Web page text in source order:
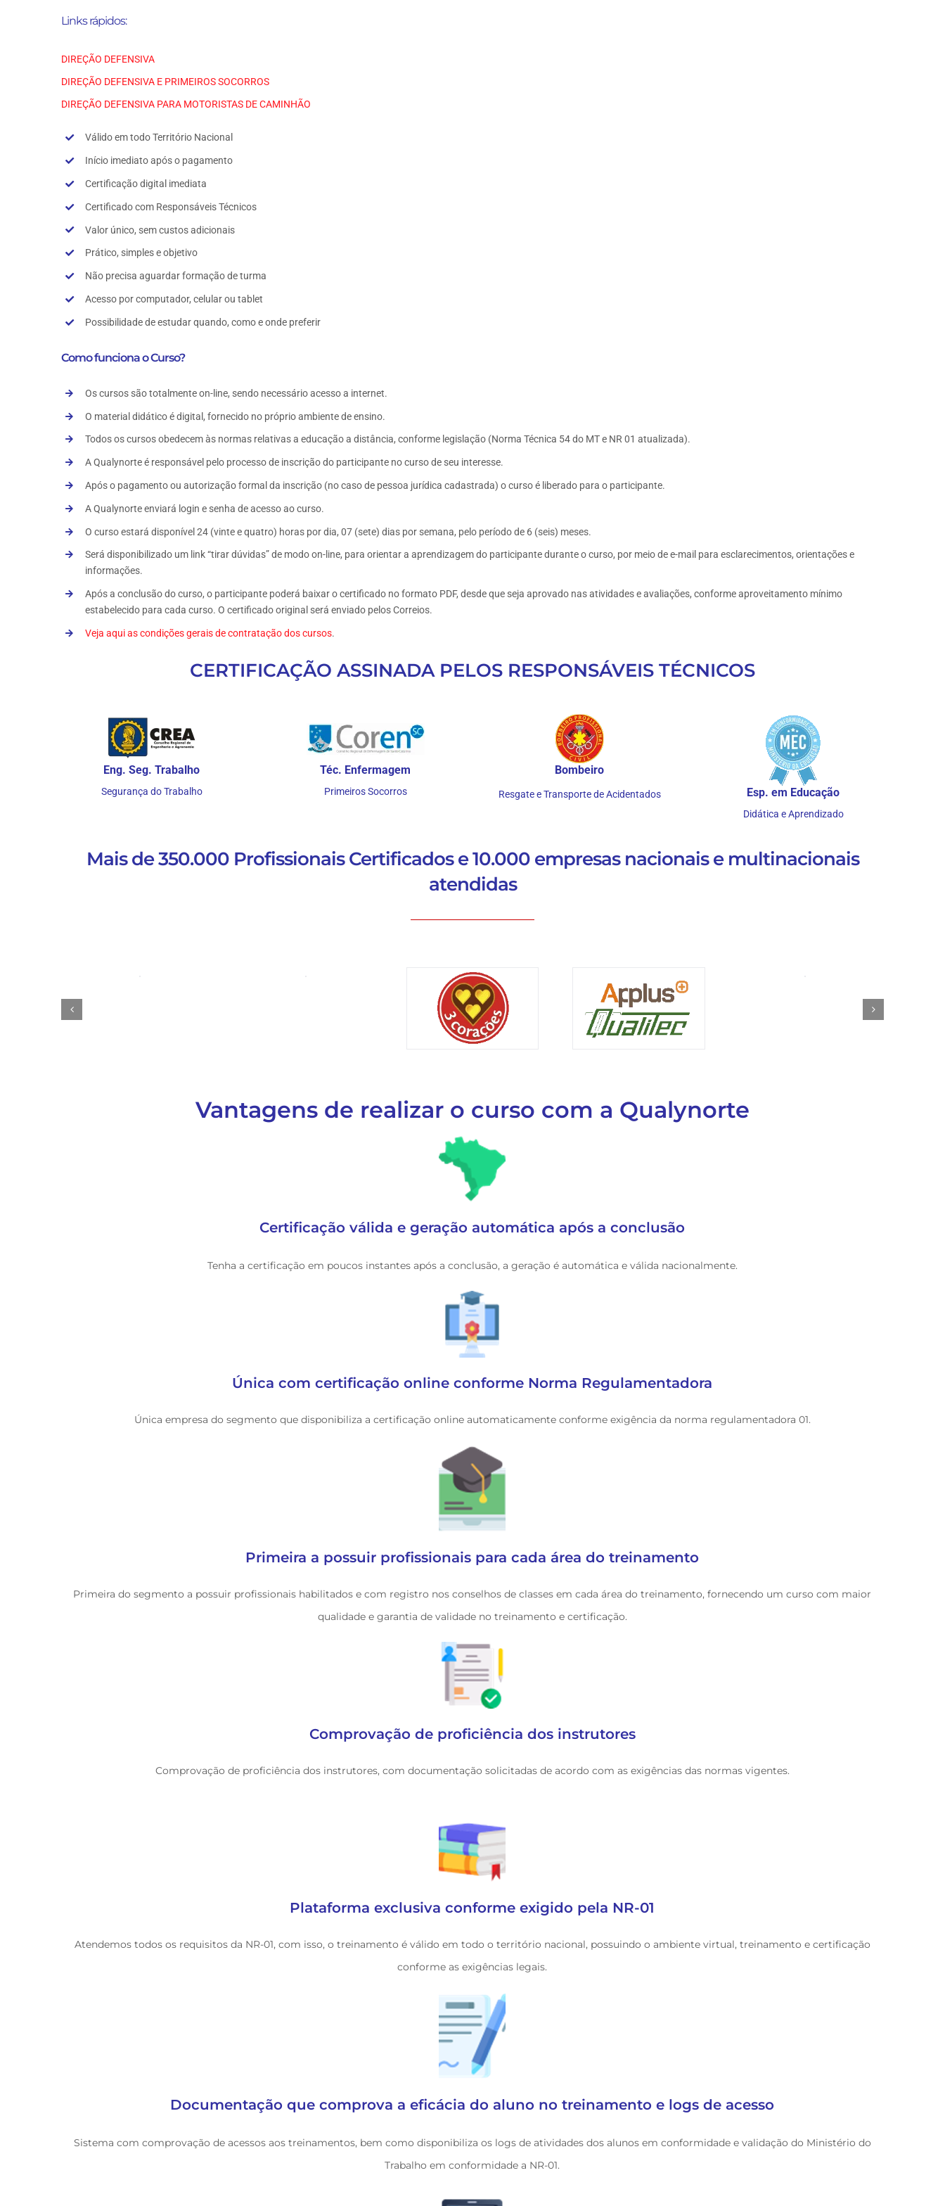
Links rápidos:
DIREÇÃO DEFENSIVA
DIREÇÃO DEFENSIVA E PRIMEIROS SOCORROS
DIREÇÃO DEFENSIVA PARA MOTORISTAS DE CAMINHÃO
Válido em todo Território Nacional
Início imediato após o pagamento
Certificação digital imediata
Certificado com Responsáveis Técnicos
Valor único, sem custos adicionais
Prático, simples e objetivo
Não precisa aguardar formação de turma
Acesso por computador, celular ou tablet
Possibilidade de estudar quando, como e onde preferir
Como funciona o Curso?
Os cursos são totalmente on-line, sendo necessário acesso a internet.
O material didático é digital, fornecido no próprio ambiente de ensino.
Todos os cursos obedecem às normas relativas a educação a distância, conforme legislação (Norma Técnica 54 do MT e NR 01 atualizada).
A Qualynorte é responsável pelo processo de inscrição do participante no curso de seu interesse.
Após o pagamento ou autorização formal da inscrição (no caso de pessoa jurídica cadastrada) o curso é liberado para o participante.
A Qualynorte enviará login e senha de acesso ao curso.
O curso estará disponível 24 (vinte e quatro) horas por dia, 07 (sete) dias por semana, pelo período de 6 (seis) meses.
Será disponibilizado um link “tirar dúvidas” de modo on-line, para orientar a aprendizagem do participante durante o curso, por meio de e-mail para esclarecimentos, orientações e
informações.
Após a conclusão do curso, o participante poderá baixar o certificado no formato PDF, desde que seja aprovado nas atividades e avaliações, conforme aproveitamento mínimo
estabelecido para cada curso. O certificado original será enviado pelos Correios.
Veja aqui as condições gerais de contratação dos cursos.
CERTIFICAÇÃO ASSINADA PELOS RESPONSÁVEIS TÉCNICOS
Eng. Seg. Trabalho
Segurança do Trabalho
Téc. Enfermagem
Primeiros Socorros
Bombeiro
Resgate e Transporte de Acidentados Esp. em Educação
Didática e Aprendizado
Mais de 350.000 Profissionais Certificados e 10.000 empresas nacionais e multinacionais
atendidas
Vantagens de realizar o curso com a Qualynorte
Certificação válida e geração automática após a conclusão
Tenha a certificação em poucos instantes após a conclusão, a geração é automática e válida nacionalmente.
Única com certificação online conforme Norma Regulamentadora
Única empresa do segmento que disponibiliza a certificação online automaticamente conforme exigência da norma regulamentadora 01.
Primeira a possuir profissionais para cada área do treinamento
Primeira do segmento a possuir profissionais habilitados e com registro nos conselhos de classes em cada área do treinamento, fornecendo um curso com maior
qualidade e garantia de validade no treinamento e certificação.
Comprovação de proficiência dos instrutores
Comprovação de proficiência dos instrutores, com documentação solicitadas de acordo com as exigências das normas vigentes.
Plataforma exclusiva conforme exigido pela NR-01
Atendemos todos os requisitos da NR-01, com isso, o treinamento é válido em todo o território nacional, possuindo o ambiente virtual, treinamento e certificação
conforme as exigências legais.
Documentação que comprova a eficácia do aluno no treinamento e logs de acesso
Sistema com comprovação de acessos aos treinamentos, bem como disponibiliza os logs de atividades dos alunos em conformidade e validação do Ministério do
Trabalho em conformidade a NR-01.